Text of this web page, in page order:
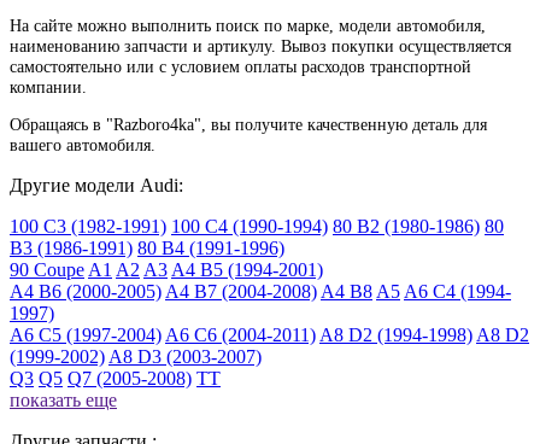
На сайте можно выполнить поиск по марке, модели автомобиля,
наименованию запчасти и артикулу. Вывоз покупки осуществляется
самостоятельно или с условием оплаты расходов транспортной
компании.
Обращаясь в "Razboro4ka", вы получите качественную деталь для
вашего автомобиля.
Другие модели Audi:
100 C3 (1982-1991) 100 C4 (1990-1994) 80 B2 (1980-1986) 80
B3 (1986-1991) 80 B4 (1991-1996)
90 Coupe A1 A2 A3 A4 B5 (1994-2001)
A4 B6 (2000-2005) A4 B7 (2004-2008) A4 B8 A5 A6 C4 (1994-
1997)
A6 C5 (1997-2004) A6 C6 (2004-2011) A8 D2 (1994-1998) A8 D2
(1999-2002) A8 D3 (2003-2007)
Q3 Q5 Q7 (2005-2008) TT
показать еще